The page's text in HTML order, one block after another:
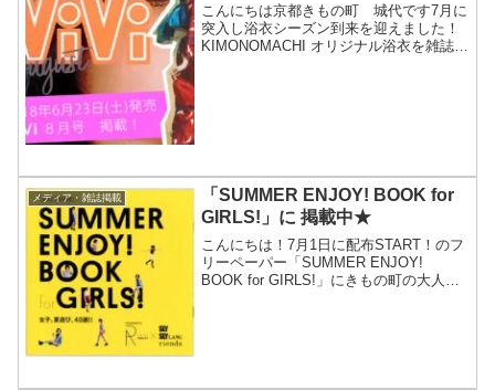
こんにちは京都きもの町 城代です7月に
突入し浴衣シーズン到来を迎えました！
KIMONOMACHI オリジナル浴衣を雑誌に
メディア・雑誌掲載
「SUMMER ENJOY! BOOK for
GIRLS!」に 掲載中★
こんにちは！7月1日に配布START！のフ
リーペーパー「SUMMER ENJOY!
BOOK for GIRLS!」にきもの町の大人気